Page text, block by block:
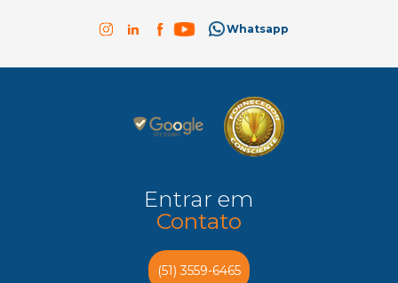
Whatsapp
Entrar em
Contato
(51) 3559-6465